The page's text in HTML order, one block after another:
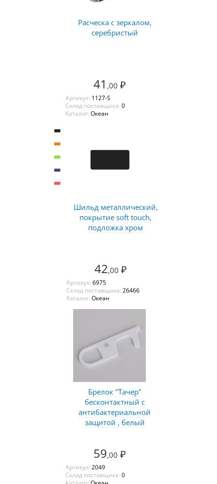
Расческа с зеркалом,
серебристый
41 ,00 ₽
Артикул: 1127-S
Склад поставщика: 0
Каталог: Океан
Шильд металлический,
покрытие soft touch,
подложка хром
42,00 ₽
Артикул: 6975
Склад поставщика: 26466
Каталог: Океан
Брелок "Тачер"
бесконтактный с
антибактериальной
защитой , белый
59,00 ₽
Артикул: 2049
Склад поставщика: 0